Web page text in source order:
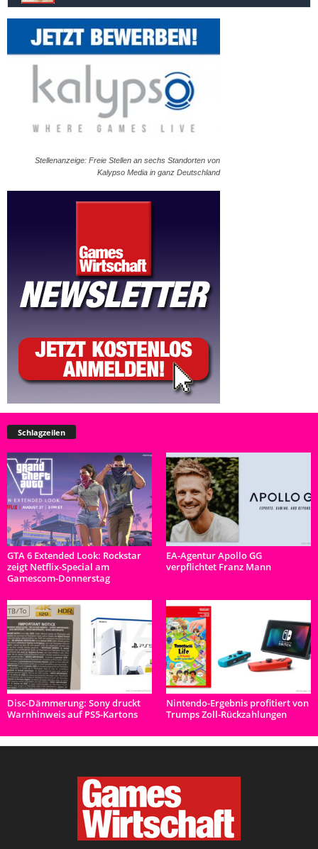
Stellenanzeige: Freie Stellen an sechs Standorten von
Kalypso Media in ganz Deutschland
Schlagzeilen
GTA 6 Extended Look: Rockstar
zeigt Netflix-Special am
Gamescom-Donnerstag
EA-Agentur Apollo GG
verpflichtet Franz Mann
Disc-Dämmerung: Sony druckt
Warnhinweis auf PS5-Kartons
Nintendo-Ergebnis profitiert von
Trumps Zoll-Rückzahlungen